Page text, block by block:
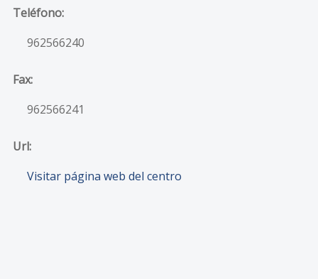
Teléfono:
962566240
Fax:
962566241
Url:
Visitar página web del centro